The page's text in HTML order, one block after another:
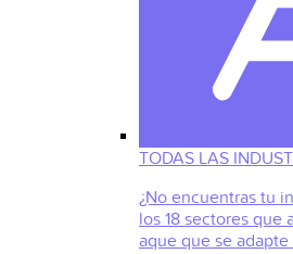
TODAS LAS
¿No encuentras tu
los 18 sectores que
aque que se adapte